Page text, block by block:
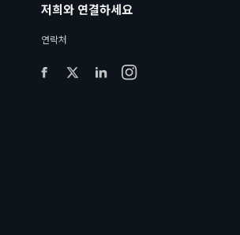
저희와 연결하세요
연락처